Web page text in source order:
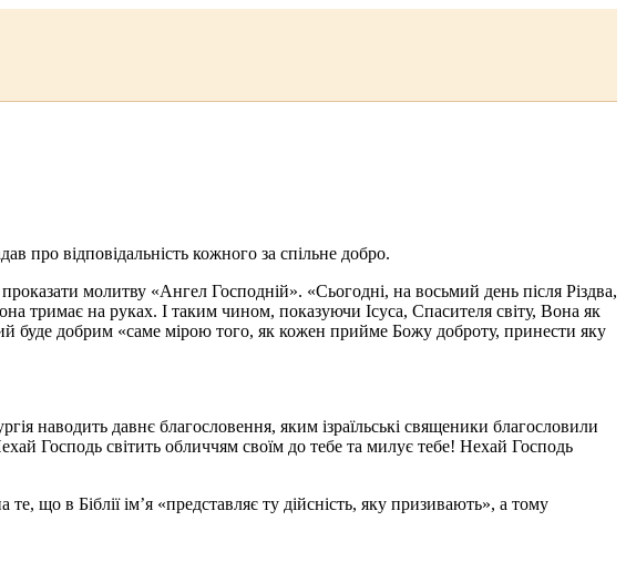
про відповідальність кожного за спільне добро.
молитву «Ангел Господній». «Сьогодні, на восьмий день після Різдва,
тримає на руках. І таким чином, показуючи Ісуса, Спасителя світу, Вона як
буде добрим «саме мірою того, як кожен прийме Божу доброту, принести яку
наводить давнє благословення, яким ізраїльські священики благословили
Господь світить обличчям своїм до тебе та милує тебе! Нехай Господь
що в Біблії ім’я «представляє ту дійсність, яку призивають», а тому